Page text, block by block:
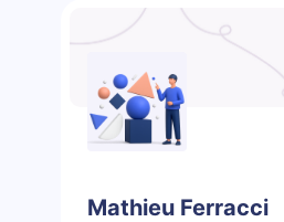
Mathieu Ferracci